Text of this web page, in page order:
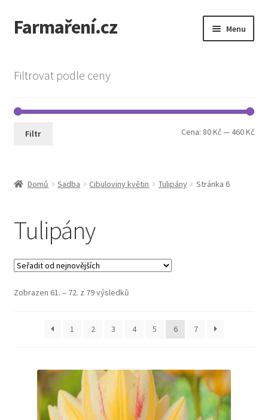
Přeskočit
na
Přejít
k
Farmaření.cz Menu
menu
Kontakt
Filtrovat podle ceny
Filtr Cena: 80 Kč—460 Kč
Domů Sadba Cibuloviny květin Tulipány Stránka 6
Tulipány
Zobrazen 61. – 72. z 79 výsledků
1 2 3 4 5 6 7